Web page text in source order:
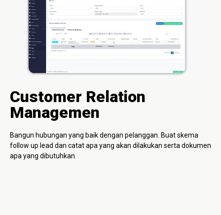
Customer Relation
Managemen
Bangun hubungan yang baik dengan pelanggan. Buat skema
follow up lead dan catat apa yang akan dilakukan serta dokumen
apa yang dibutuhkan.